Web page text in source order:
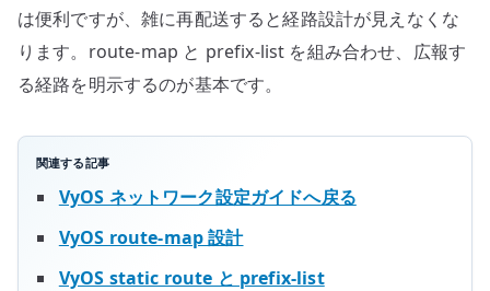
は便利ですが、雑に再配送すると経路設計が見えなくな
ります。route-map と prefix-list を組み合わせ、広報す
る経路を明示するのが基本です。
関連する記事
VyOS ネットワーク設定ガイドへ戻る
VyOS route-map 設計
VyOS static route と prefix-list